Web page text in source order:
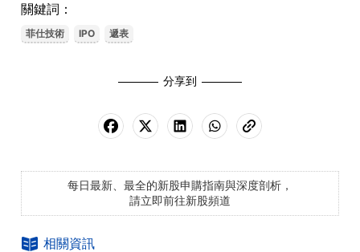
關鍵詞：
菲仕技術 IPO 遞表
分享到
每日最新、最全的新股申購指南與深度剖析，
請立即前往新股頻道
相關資訊